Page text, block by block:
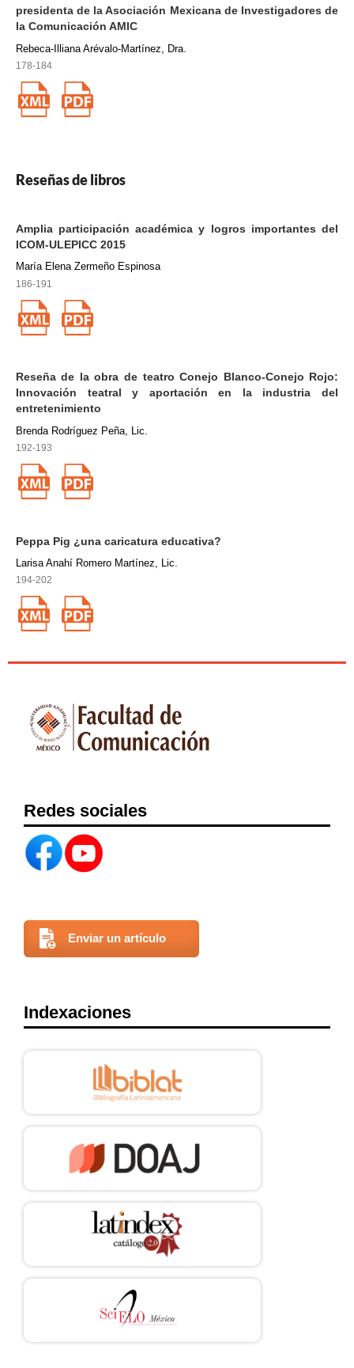
presidenta de la Asociación Mexicana de Investigadores de
la Comunicación AMIC
Rebeca-Illiana Arévalo-Martínez, Dra.
178-184
Reseñas de libros
Amplia participación académica y logros importantes del
ICOM-ULEPICC 2015
María Elena Zermeño Espinosa
186-191
Reseña de la obra de teatro Conejo Blanco-Conejo Rojo:
Innovación teatral y aportación en la industria del
entretenimiento
Brenda Rodríguez Peña, Lic.
192-193
Peppa Pig ¿una caricatura educativa?
Larisa Anahí Romero Martínez, Lic.
194-202
Redes sociales
Enviar un artículo
Indexaciones